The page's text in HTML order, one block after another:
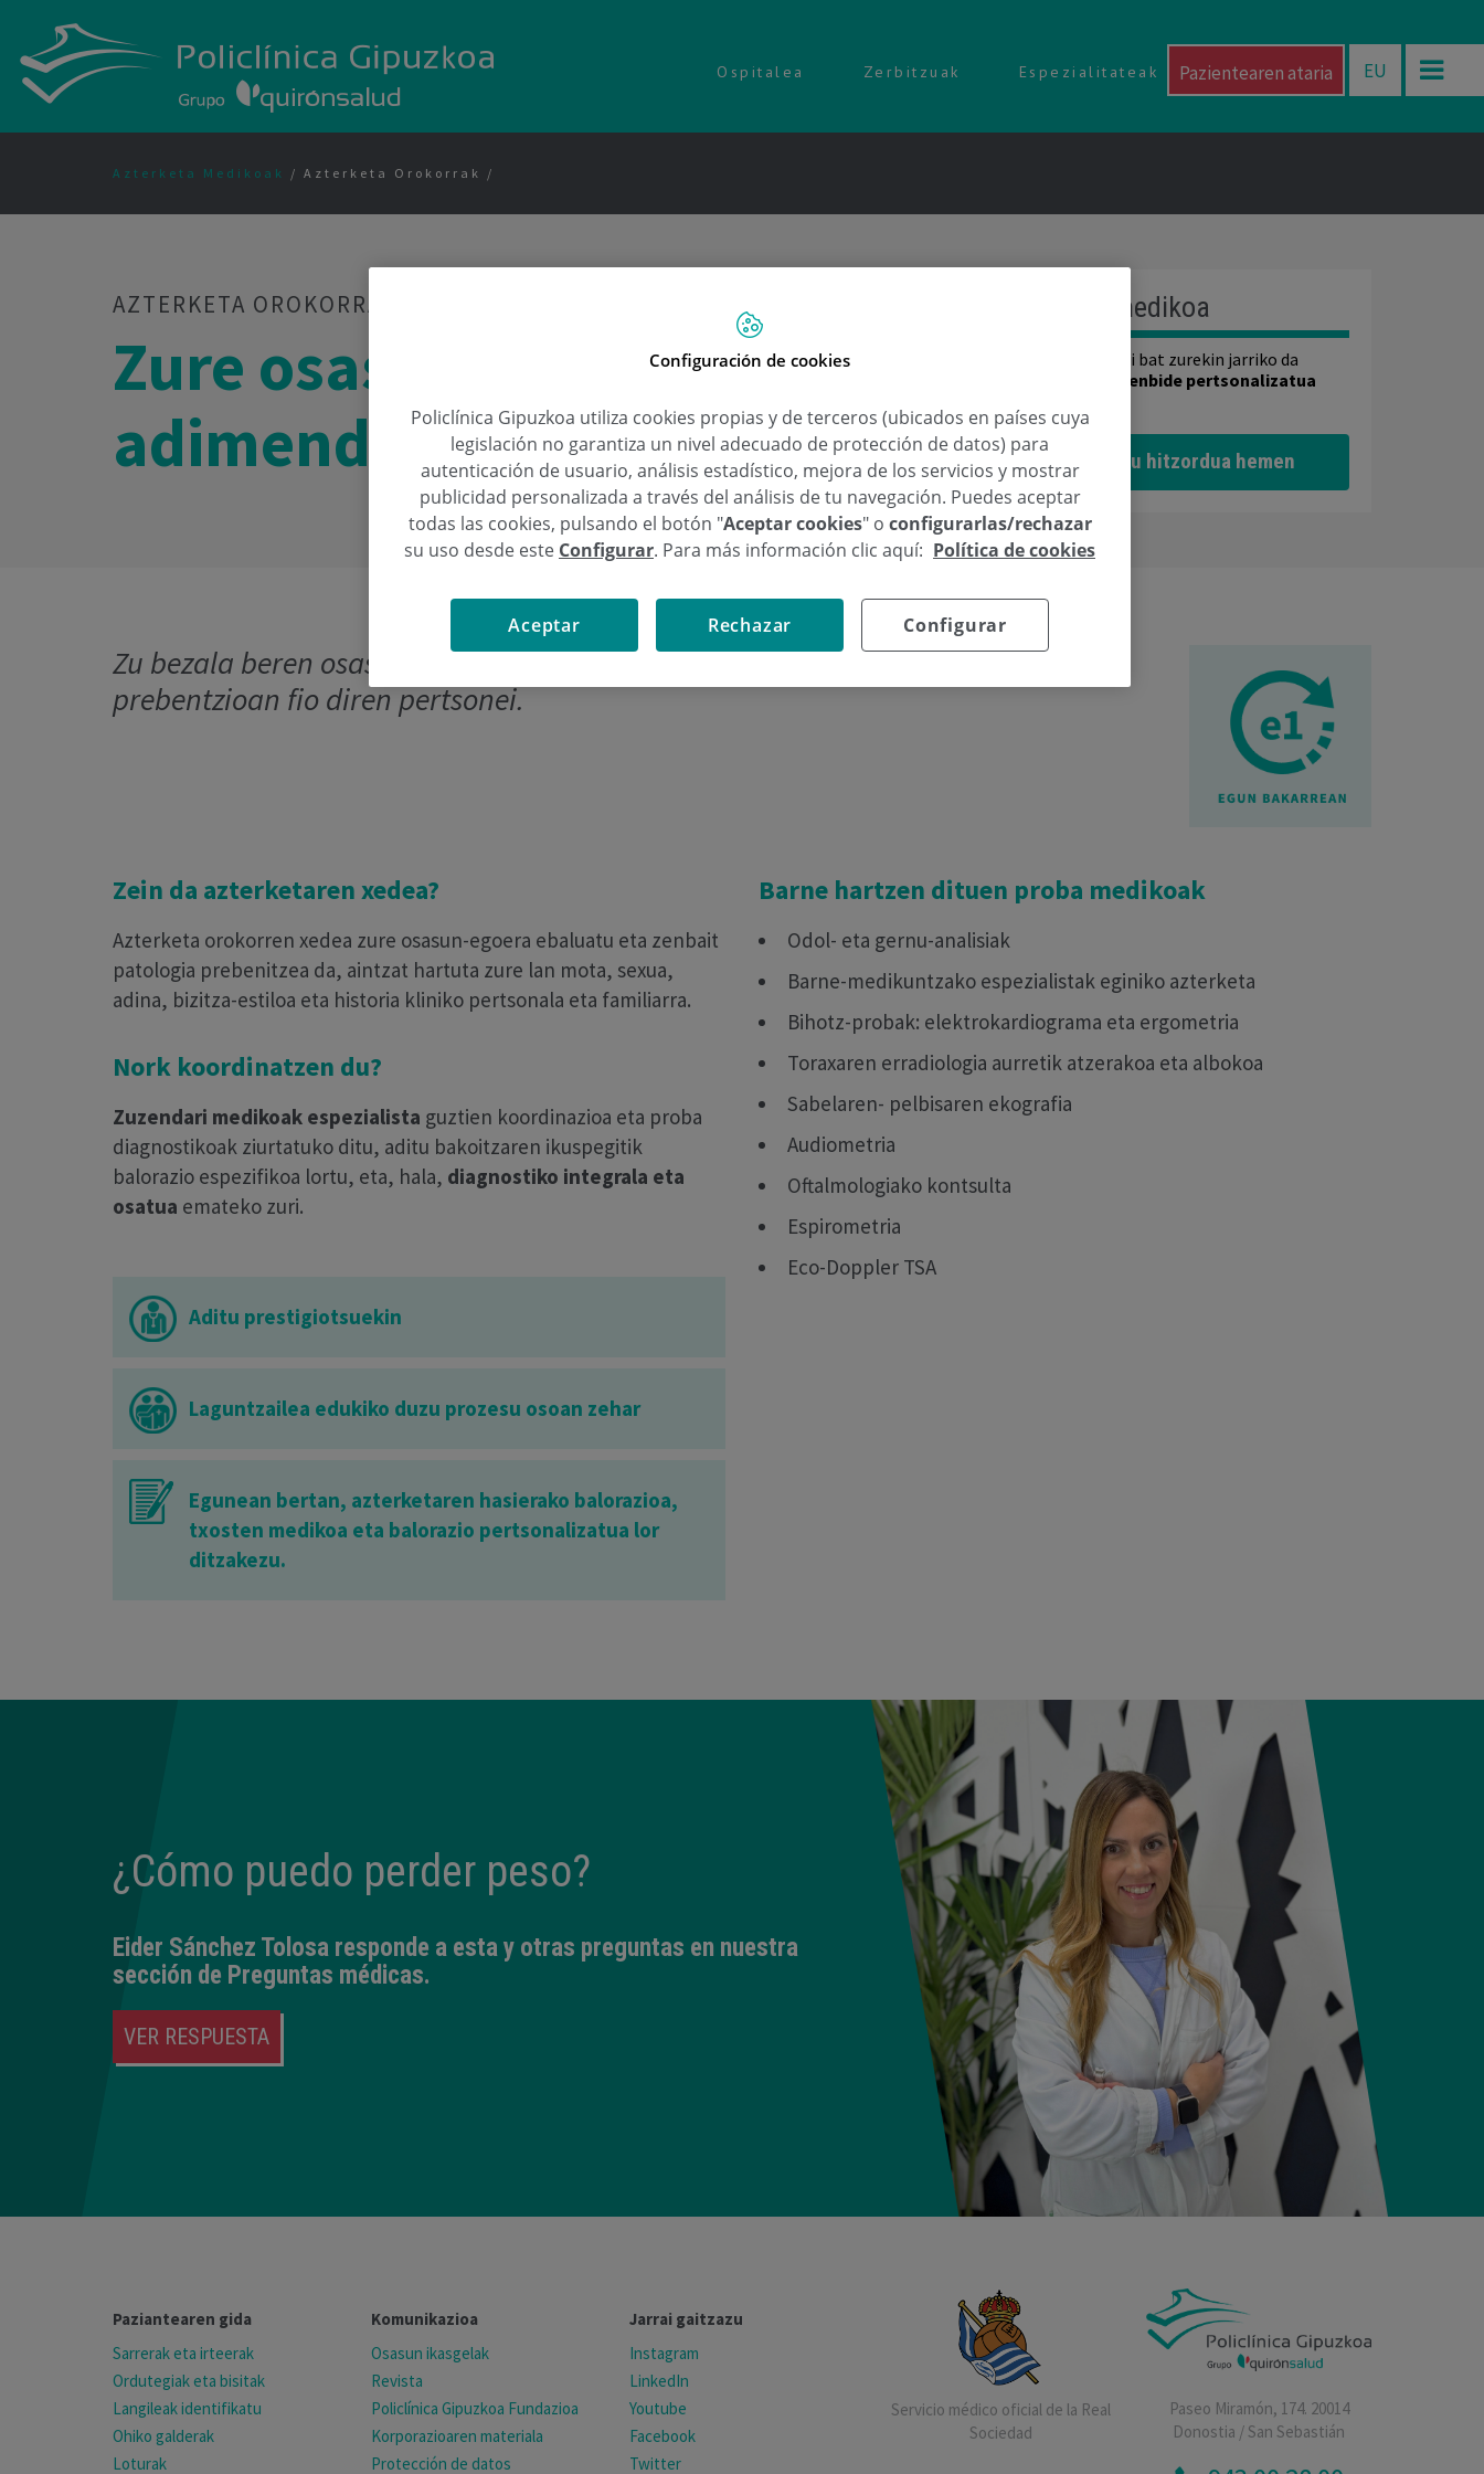
Ospitalea Zerbitzuak Espezialitateak Pazientearen ataria EU
Azterketa Medikoak / Azterketa Orokorrak
AZTERKETA OROKORRA
Zure osasunaren kontrol
adimenduna
Azterketa medikoa
Osasun-aholkulari bat zurekin jarriko da
irtenbide pertsonalizatua
Eskatu hitzordua hemen
Zu bezala beren osasunarengatik kezkatzen diren eta hari aurre egiteko
prebentzioan fio diren pertsonei.
Zein da azterketaren xedea?
Azterketa orokorren xedea zure osasun-egoera ebaluatu eta zenbait
patologia prebenitzea da, aintzat hartuta zure lan mota, sexua,
adina, bizitza-estiloa eta historia kliniko pertsonala eta familiarra.
Nork koordinatzen du?
Zuzendari medikoak espezialista guztien koordinazioa eta proba
diagnostikoak ziurtatuko ditu, aditu bakoitzaren ikuspegitik
balorazio espezifikoa lortu, eta, hala, diagnostiko integrala eta
osatua emateko zuri.
Aditu prestigiotsuekin
Laguntzailea edukiko duzu prozesu osoan zehar
Egunean bertan, azterketaren hasierako balorazioa,
txosten medikoa eta balorazio pertsonalizatua lor
ditzakezu.
Barne hartzen dituen proba medikoak
Odol- eta gernu-analisiak
Barne-medikuntzako espezialistak eginiko azterketa
Bihotz-probak: elektrokardiograma eta ergometria
Toraxaren erradiologia aurretik atzerakoa eta albokoa
Sabelaren- pelbisaren ekografia
Audiometria
Oftalmologiako kontsulta
Espirometria
Eco-Doppler TSA
¿Cómo puedo perder peso?
Eider Sánchez Tolosa responde a esta y otras preguntas en nuestra
sección de Preguntas médicas.
VER RESPUESTA
Paziantearen gida
Sarrerak eta irteerak
Ordutegiak eta bisitak
Langileak identifikatu
Ohiko galderak
Loturak
Komunikazioa
Osasun ikasgelak
Revista
Policlínica Gipuzkoa Fundazioa
Korporazioaren materiala
Protección de datos
Jarrai gaitzazu
Instagram
LinkedIn
Youtube
Facebook
Twitter
Servicio médico oficial de la Real
Sociedad
Paseo Miramón, 174. 20014
Donostia / San Sebastián
Configuración de cookies
Policlínica Gipuzkoa utiliza cookies propias y de terceros (ubicados en países cuya
legislación no garantiza un nivel adecuado de protección de datos) para
autenticación de usuario, análisis estadístico, mejora de los servicios y mostrar
publicidad personalizada a través del análisis de tu navegación. Puedes aceptar
todas las cookies, pulsando el botón "Aceptar cookies" o configurarlas/rechazar
su uso desde este Configurar. Para más información clic aquí: Política de cookies
Configurar
Rechazar
Aceptar